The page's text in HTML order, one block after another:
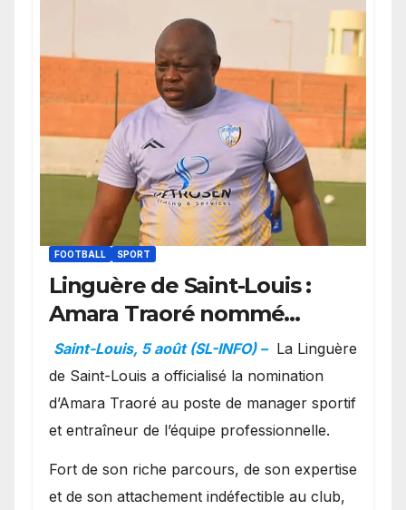
FOOTBALL SPORT
Linguère de Saint-Louis :
Amara Traoré nommé
manager sportif et
entraîneur de l’équipe
Saint-Louis, 5 août (SL-INFO) – La Linguère
de Saint-Louis a officialisé la nomination
d’Amara Traoré au poste de manager sportif
et entraîneur de l’équipe professionnelle.
Fort de son riche parcours, de son expertise
et de son attachement indéfectible au club,